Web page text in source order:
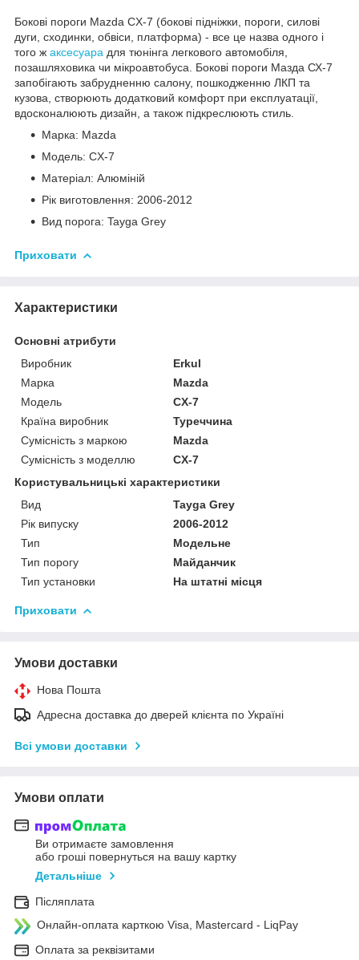
Бокові пороги Mazda CX-7 (бокові підніжки, пороги, силові
дуги, сходинки, обвіси, платформа) - все це назва одного і
того ж аксесуара для тюнінга легкового автомобіля,
позашляховика чи мікроавтобуса. Бокові пороги Мазда СХ-7
запобігають забрудненню салону, пошкодженню ЛКП та
кузова, створюють додатковий комфорт при експлуатації,
вдосконалюють дизайн, а також підкреслюють стиль.
Марка: Mazda
Модель: CX-7
Матеріал: Алюміній
Рік виготовлення: 2006-2012
Вид порога: Tayga Grey
Приховати
Характеристики
Основні атрибути
Виробник
Erkul
Марка
Mazda
Модель
CX-7
Країна виробник
Туреччина
Сумісність з маркою
Mazda
Сумісність з моделлю
CX-7
Користувальницькі характеристики
Вид
Tayga Grey
Рік випуску
2006-2012
Тип
Модельне
Тип порогу
Майданчик
Тип установки
На штатні місця
Приховати
Умови доставки
Нова Пошта
Адресна доставка до дверей клієнта по Україні
Всі умови доставки
Умови оплати
Ви отримаєте замовлення
або гроші повернуться на вашу картку
Детальніше
Післяплата
Онлайн-оплата карткою Visa, Mastercard - LiqPay
Оплата за реквізитами